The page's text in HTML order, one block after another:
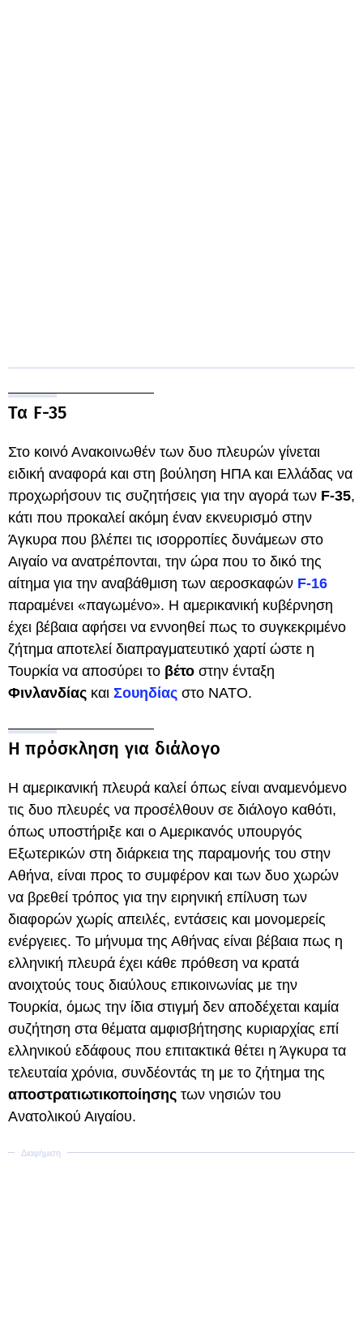
Τα F-35
Στο κοινό Ανακοινωθέν των δυο πλευρών γίνεται
ειδική αναφορά και στη βούληση ΗΠΑ και Ελλάδας να
προχωρήσουν τις συζητήσεις για την αγορά των F-35,
κάτι που προκαλεί ακόμη έναν εκνευρισμό στην
Άγκυρα που βλέπει τις ισορροπίες δυνάμεων στο
Αιγαίο να ανατρέπονται, την ώρα που το δικό της
αίτημα για την αναβάθμιση των αεροσκαφών F-16
παραμένει «παγωμένο». Η αμερικανική κυβέρνηση
έχει βέβαια αφήσει να εννοηθεί πως το συγκεκριμένο
ζήτημα αποτελεί διαπραγματευτικό χαρτί ώστε η
Τουρκία να αποσύρει το βέτο στην ένταξη
Φινλανδίας και Σουηδίας στο ΝΑΤΟ.
Η πρόσκληση για διάλογο
Η αμερικανική πλευρά καλεί όπως είναι αναμενόμενο
τις δυο πλευρές να προσέλθουν σε διάλογο καθότι,
όπως υποστήριξε και ο Αμερικανός υπουργός
Εξωτερικών στη διάρκεια της παραμονής του στην
Αθήνα, είναι προς το συμφέρον και των δυο χωρών
να βρεθεί τρόπος για την ειρηνική επίλυση των
διαφορών χωρίς απειλές, εντάσεις και μονομερείς
ενέργειες. Το μήνυμα της Αθήνας είναι βέβαια πως η
ελληνική πλευρά έχει κάθε πρόθεση να κρατά
ανοιχτούς τους διαύλους επικοινωνίας με την
Τουρκία, όμως την ίδια στιγμή δεν αποδέχεται καμία
συζήτηση στα θέματα αμφισβήτησης κυριαρχίας επί
ελληνικού εδάφους που επιτακτικά θέτει η Άγκυρα τα
τελευταία χρόνια, συνδέοντάς τη με το ζήτημα της
αποστρατιωτικοποίησης των νησιών του
Ανατολικού Αιγαίου.